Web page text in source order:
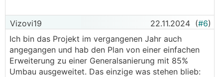
Vizovi19 22.11.2024 (#6)
Ich bin das Projekt im vergangenen Jahr auch
angegangen und hab den Plan von einer einfachen
Erweiterung zu einer Generalsanierung mit 85%
Umbau ausgeweitet. Das einzige was stehen blieb: